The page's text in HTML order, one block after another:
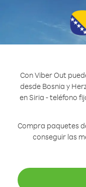
Con Viber Out
desde Bosnia y
en Siria - teléfono
Compra paquetes
conseguir las